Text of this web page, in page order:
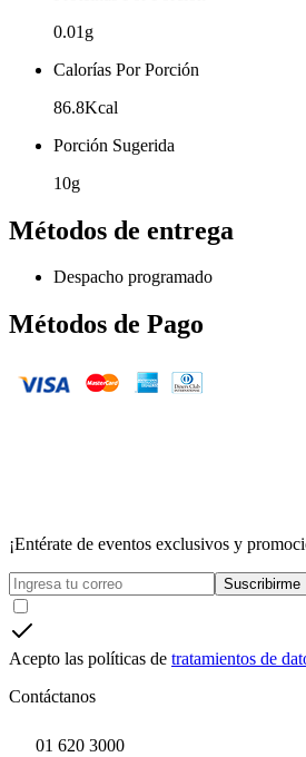
0.01g
Calorías Por Porción
86.8Kcal
Porción Sugerida
10g
Métodos de entrega
Despacho programado
Métodos de Pago
¡Entérate de eventos exclusivos y
Suscribirme
Acepto las políticas de tratamientos de
Contáctanos
01 620 3000